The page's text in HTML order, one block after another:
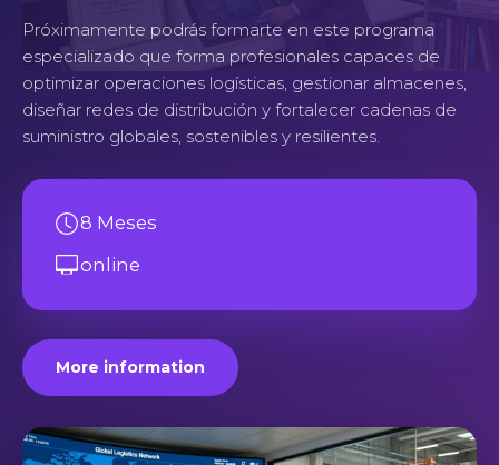
Próximamente podrás formarte en este programa
especializado que forma profesionales capaces de
optimizar operaciones logísticas, gestionar almacenes,
diseñar redes de distribución y fortalecer cadenas de
suministro globales, sostenibles y resilientes.
8 Meses
online
More information